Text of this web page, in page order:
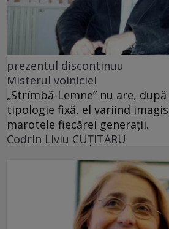
prezentul discontinuu
Misterul voiniciei
„Strîmbă-Lemne” nu are,
tipologie fixă, el variind
marotele fiecărei generaţii.
Codrin Liviu CUŢITARU